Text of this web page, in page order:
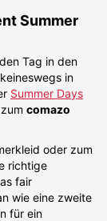
Summer
Tag in den
in
Summer Days
comazo
oder zum
richtige
fair
wie eine zweite
für ein